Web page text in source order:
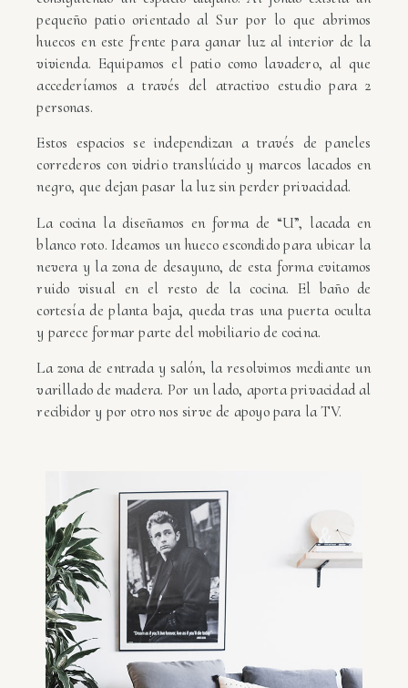
pequeño patio orientado al Sur por lo que abrimos
huecos en este frente para ganar luz al interior de la
vivienda. Equipamos el patio como lavadero, al que
accederíamos a través del atractivo estudio para 2
personas.
Estos espacios se independizan a través de paneles
correderos con vidrio translúcido y marcos lacados en
negro, que dejan pasar la luz sin perder privacidad.
La cocina la diseñamos en forma de “U”, lacada en
blanco roto. Ideamos un hueco escondido para ubicar la
nevera y la zona de desayuno, de esta forma evitamos
ruido visual en el resto de la cocina. El baño de
cortesía de planta baja, queda tras una puerta oculta
y parece formar parte del mobiliario de cocina.
La zona de entrada y salón, la resolvimos mediante un
varillado de madera. Por un lado, aporta privacidad al
recibidor y por otro nos sirve de apoyo para la TV.